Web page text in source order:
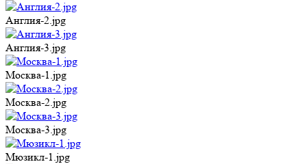
Англия-2.jpg
Англия-3.jpg
Москва-1.jpg
Москва-2.jpg
Москва-3.jpg
Мюзикл-1.jpg